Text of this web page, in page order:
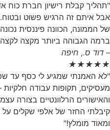
"תהליך קבלת רישיון חברת כוח
אבל איתם זה הרגיש פשוט
של הממונה, הכוונה פיננסית
ברמה הגבוהה ביותר מקצה
– דוד ס., חיפה
★
★
★
★
★
"לא האמנתי שמגיע לי כסף עד
והאישורים הרלוונטיים בצורה
קיבלתי החזר של אלפי שקלים
ומאוד מומלץ!"